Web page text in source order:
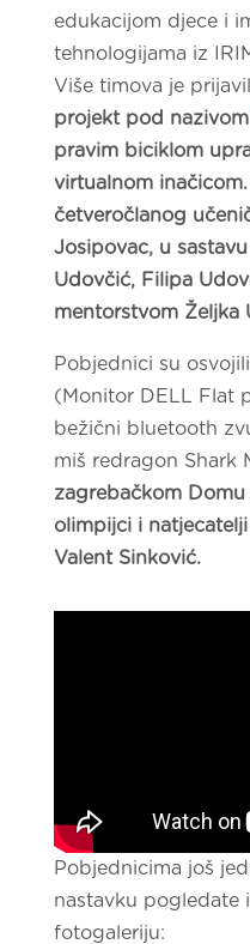
edukacijom djece i
tehnologijama iz
Više timova je
projekt pod nazivom
pravim biciklom
virtualnom
četveročlanog
Josipovac, u
Udovčić, Filipa
mentorstvom Željka
Pobjednici su
(Monitor DELL Flat
bežični bluetooth
miš redragon Shark
zagrebačkom
olimpijci i
Valent Sinković.
Pobjednicima još
nastavku pogledate
fotogaleriju: